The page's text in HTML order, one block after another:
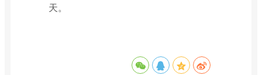
天。